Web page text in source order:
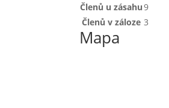
Členů u zásahu9
Členů v záloze 3
Mapa